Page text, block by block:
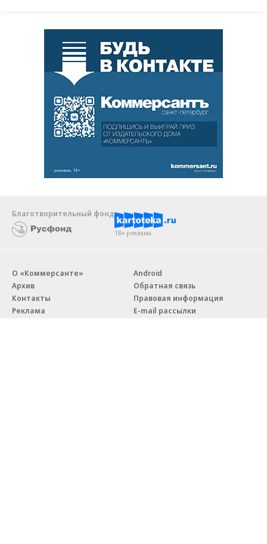
Благотворительный фонд
18+ реклама
О «Коммерсанте»
Архив
Контакты
Реклама
Android
Обратная связь
Правовая информация
E-mail рассылки